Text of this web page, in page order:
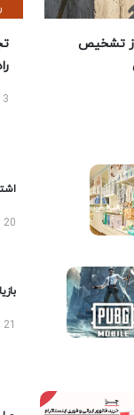
تشخیص
13 مرداد 1405
20 تیر 1405